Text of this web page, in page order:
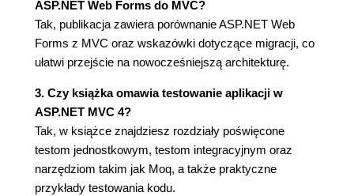
Łączenie metod akcji (47)
Budowanie formularza (49)
Obsługa formularzy (51)
Kończymy (60)
Podsumowanie (61)
Rozdział 3. Wzorzec MVC (63)
Historia MVC (63)
Wprowadzenie do wzorca MVC (64)
ASP.NET Web Forms do MVC?
Tak, publikacja zawiera porównanie ASP.NET Web
Forms z MVC oraz wskazówki dotyczące migracji, co
ułatwi przejście na nowocześniejszą architekturę.
3. Czy książka omawia testowanie aplikacji w
ASP.NET MVC 4?
Tak, w książce znajdziesz rozdziały poświęcone
testom jednostkowym, testom integracyjnym oraz
narzędziom takim jak Moq, a także praktyczne
przykłady testowania kodu.